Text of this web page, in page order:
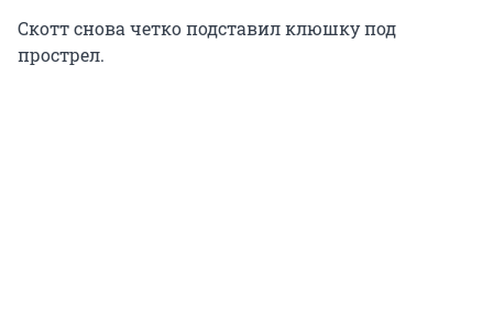
Скотт снова четко подставил клюшку под
прострел.